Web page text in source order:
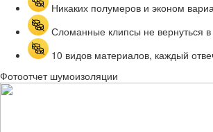
Никаких полумеров и эконом
Сломанные клипсы не вернуться
10 видов материалов, каждый
Фотоотчет шумоизоляции